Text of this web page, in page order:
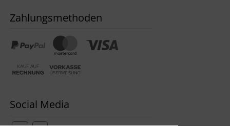
Zahlungsmethoden
Social Media